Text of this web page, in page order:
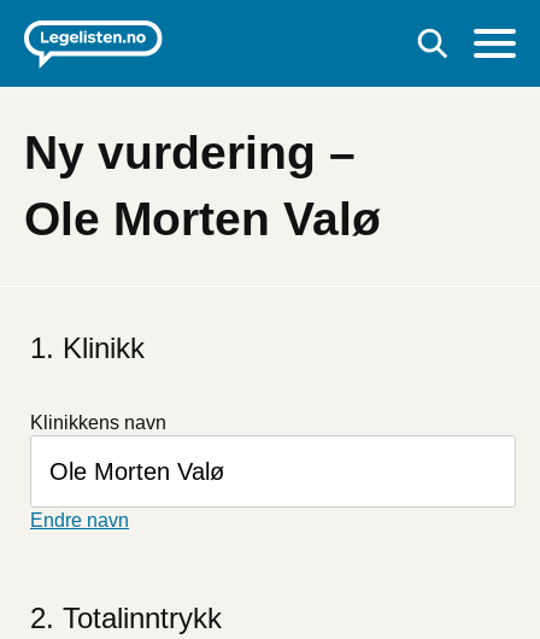
Ny vurdering –
Ole Morten Valø
Klinikk
Klinikkens navn
Endre navn
Totalinntrykk